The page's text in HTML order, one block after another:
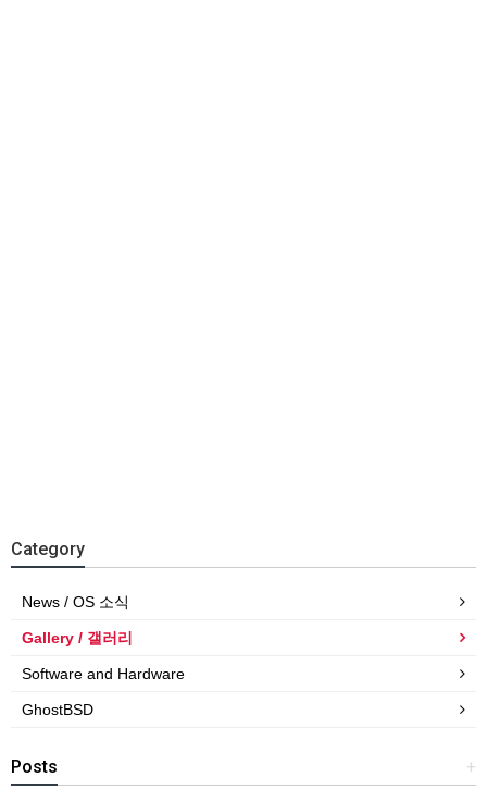
Category
News / OS 소식
Gallery / 갤러리
Software and Hardware
GhostBSD
+
Posts